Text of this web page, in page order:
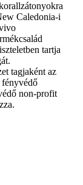
Caledonia-i
tartja
tagjaként az
fényvédő
non-profit